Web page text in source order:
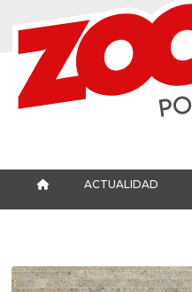
ACTUALIDAD